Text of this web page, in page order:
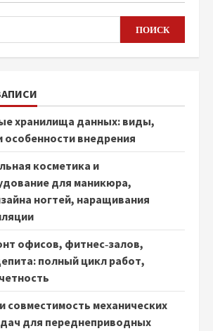
ПОИСК
хранилища данных: виды,
особенности внедрения
косметика и
для маникюра,
ногтей, наращивания
офисов, фитнес‑залов,
полный цикл работ,
совместимость механических
для переднеприводных